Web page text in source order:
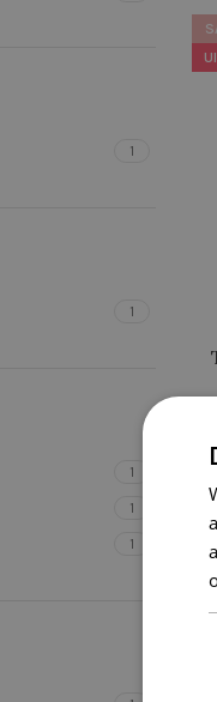
1
1
1
1
1